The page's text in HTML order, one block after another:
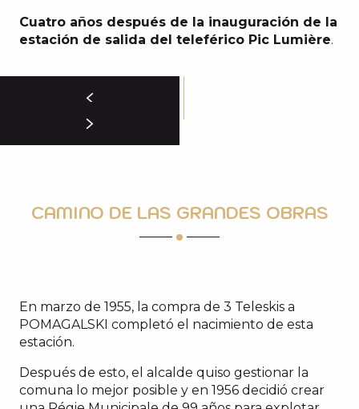
Cuatro años después de la inauguración de la
estación de salida del teleférico Pic Lumière.
CAMINO DE LAS GRANDES OBRAS
En marzo de 1955, la compra de 3 Teleskis a
POMAGALSKI completó el nacimiento de esta
estación.
Después de esto, el alcalde quiso gestionar la
comuna lo mejor posible y en 1956 decidió crear